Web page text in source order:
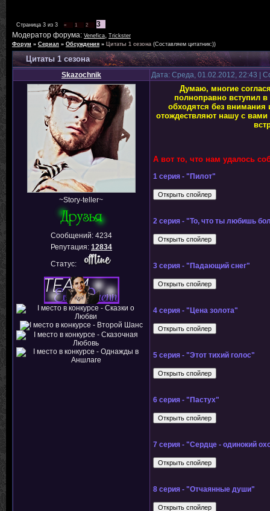
Страница 3 из 3 « 1 2
3
Модератор форума: Venefica, Trickster
Форум » Сериал » Обсуждения » Цитаты 1 сезона (Составляем цитатник:))
Цитаты 1 сезона
Skazochnik Дата: Среда, 01.02.2012, 22:43 |
~Story-teller~
Сообщений: 4234
Репутация: 12834
Статус:
Думаю, многие
полноправно вступил
обходятся без внимания
отождествляют нашу с
А вот то, что нам удалось
1 серия - "Пилот"
2 серия - "То, что ты любишь
3 серия - "Падающий снег"
4 серия - "Цена золота"
5 серия - "Этот тихий голос"
6 серия - "Пастух"
7 серия - "Сердце - одинокий
8 серия - "Отчаянные души"